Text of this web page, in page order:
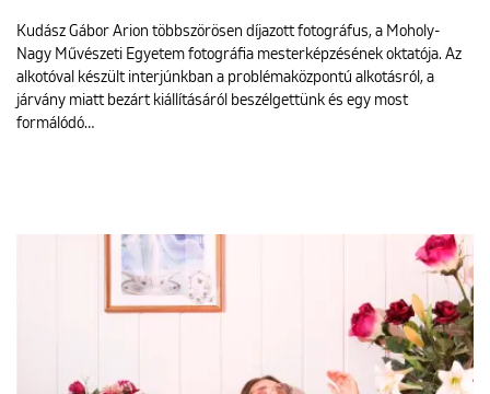
Kudász Gábor Arion többszörösen díjazott fotográfus, a Moholy-
Nagy Művészeti Egyetem fotográfia mesterképzésének oktatója. Az
alkotóval készült interjúnkban a problémaközpontú alkotásról, a
járvány miatt bezárt kiállításáról beszélgettünk és egy most
formálódó…